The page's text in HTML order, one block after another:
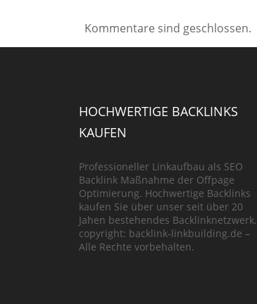
Kommentare sind geschlossen.
HOCHWERTIGE BACKLINKS
KAUFEN
Professioneller Linkaufbau als SEO
Backlink Maßnahme der Offpage
Optimierung. Hochwertige Backlinks
kaufen Sie über unser seit über 20
Jahen bestehendes Backlinknetzwerk.
copyright: backlink-linkbuilding.de –
Alle Rechte vorbehalten.